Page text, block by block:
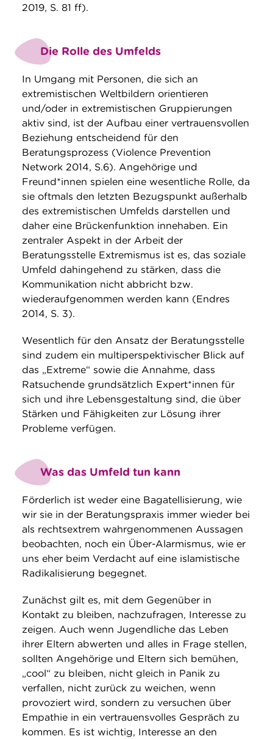
2019, S. 81 ff).
Die Rolle des Umfelds
In Umgang mit Personen, die sich an
extremistischen Weltbildern orientieren
und/oder in extremistischen Gruppierungen
aktiv sind, ist der Aufbau einer vertrauensvollen
Beziehung entscheidend für den
Beratungsprozess (Violence Prevention
Network 2014, S.6). Angehörige und
Freund*innen spielen eine wesentliche Rolle, da
sie oftmals den letzten Bezugspunkt außerhalb
des extremistischen Umfelds darstellen und
daher eine Brückenfunktion innehaben. Ein
zentraler Aspekt in der Arbeit der
Beratungsstelle Extremismus ist es, das soziale
Umfeld dahingehend zu stärken, dass die
Kommunikation nicht abbricht bzw.
wiederaufgenommen werden kann (Endres
2014, S. 3).
Wesentlich für den Ansatz der Beratungsstelle
sind zudem ein multiperspektivischer Blick auf
das „Extreme“ sowie die Annahme, dass
Ratsuchende grundsätzlich Expert*innen für
sich und ihre Lebensgestaltung sind, die über
Stärken und Fähigkeiten zur Lösung ihrer
Probleme verfügen.
Was das Umfeld tun kann
Förderlich ist weder eine Bagatellisierung, wie
wir sie in der Beratungspraxis immer wieder bei
als rechtsextrem wahrgenommenen Aussagen
beobachten, noch ein Über-Alarmismus, wie er
uns eher beim Verdacht auf eine islamistische
Radikalisierung begegnet.
Zunächst gilt es, mit dem Gegenüber in
Kontakt zu bleiben, nachzufragen, Interesse zu
zeigen. Auch wenn Jugendliche das Leben
ihrer Eltern abwerten und alles in Frage stellen,
sollten Angehörige und Eltern sich bemühen,
„cool“ zu bleiben, nicht gleich in Panik zu
verfallen, nicht zurück zu weichen, wenn
provoziert wird, sondern zu versuchen über
Empathie in ein vertrauensvolles Gespräch zu
kommen. Es ist wichtig, Interesse an den